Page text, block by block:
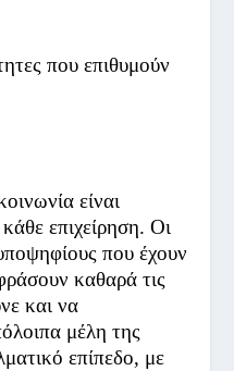
που επιθυμούν
είναι
επιχείρηση. Οι
που έχουν
καθαρά τις
και να
μέλη της
επίπεδο, με